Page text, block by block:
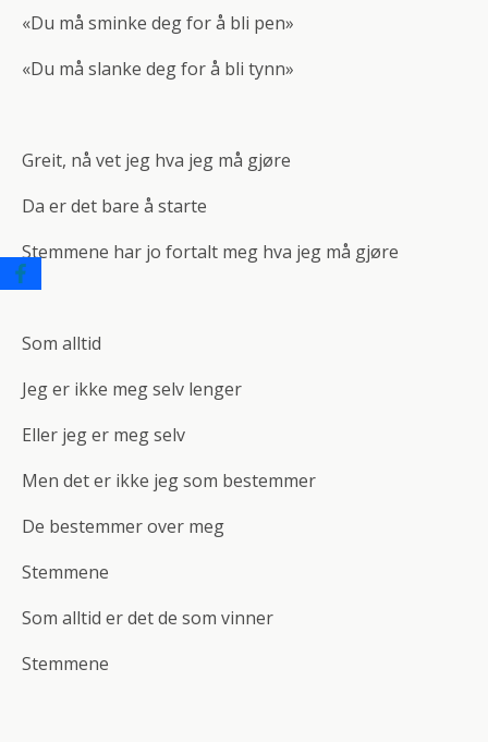
«Du må sminke deg for å bli pen»
«Du må slanke deg for å bli tynn»
Greit, nå vet jeg hva jeg må gjøre
Da er det bare å starte
Stemmene har jo fortalt meg hva jeg må gjøre
Som alltid
Jeg er ikke meg selv lenger
Eller jeg er meg selv
Men det er ikke jeg som bestemmer
De bestemmer over meg
Stemmene
Som alltid er det de som vinner
Stemmene